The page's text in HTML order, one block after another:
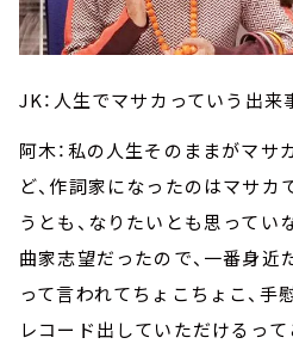
JK：人生でマサカっていう出来
阿木：私の人生そのままがマサ
ど、作詞家になったのはマサカ
うとも、なりたいとも思ってい
曲家志望だったので、一番身近
って言われてちょこちょこ、手
レコード出していただけるっ